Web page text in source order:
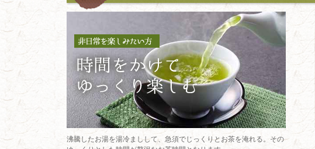
沸騰したお湯を湯冷ましして、急須でじっくりとお茶を淹れる。その